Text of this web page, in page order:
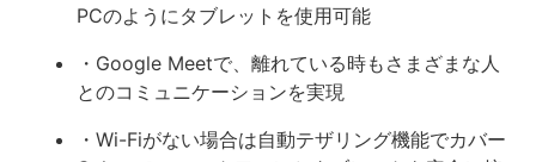
PCのようにタブレットを使用可能
・Google Meetで、離れている時もさまざまな人
とのコミュニケーションを実現
・Wi-Fiがない場合は自動テザリング機能でカバー